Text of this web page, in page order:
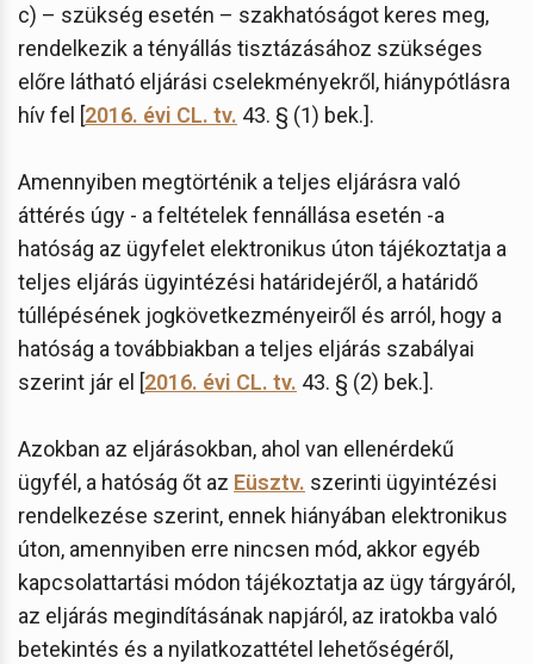
c) – szükség esetén – szakhatóságot keres meg,
rendelkezik a tényállás tisztázásához szükséges
előre látható eljárási cselekményekről, hiánypótlásra
hív fel [2016. évi CL. tv. 43. § (1) bek.].
Amennyiben megtörténik a teljes eljárásra való
áttérés úgy - a feltételek fennállása esetén -a
hatóság az ügyfelet elektronikus úton tájékoztatja a
teljes eljárás ügyintézési határidejéről, a határidő
túllépésének jogkövetkezményeiről és arról, hogy a
hatóság a továbbiakban a teljes eljárás szabályai
szerint jár el [2016. évi CL. tv. 43. § (2) bek.].
Azokban az eljárásokban, ahol van ellenérdekű
ügyfél, a hatóság őt az Eüsztv. szerinti ügyintézési
rendelkezése szerint, ennek hiányában elektronikus
úton, amennyiben erre nincsen mód, akkor egyéb
kapcsolattartási módon tájékoztatja az ügy tárgyáról,
az eljárás megindításának napjáról, az iratokba való
betekintés és a nyilatkozattétel lehetőségéről,